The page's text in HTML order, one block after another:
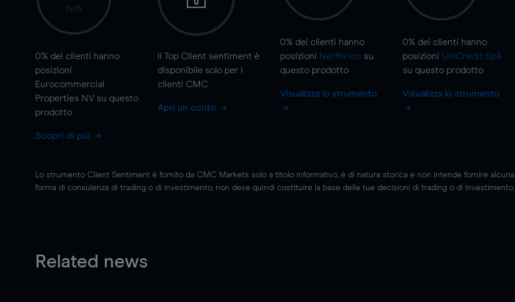
N/A
0% dei clienti hanno
posizioni
Eurocommercial
Properties NV su questo
prodotto
Scopri di più
Il Top Client sentiment è
disponibile solo per i
clienti CMC
Apri un conto
0% dei clienti hanno
posizioni Netflix Inc su
questo prodotto
Visualizza lo strumento
0% dei clienti hanno
posizioni UniCredit SpA
su questo prodotto
Visualizza lo strumento
Lo strumento Client Sentiment è fornito da CMC Markets solo a titolo informativo, è di natura storica e non intende fornire alcuna
forma di consulenza di trading o di investimento; non deve quindi costituire la base delle tue decisioni di trading o di investimento.
Related news